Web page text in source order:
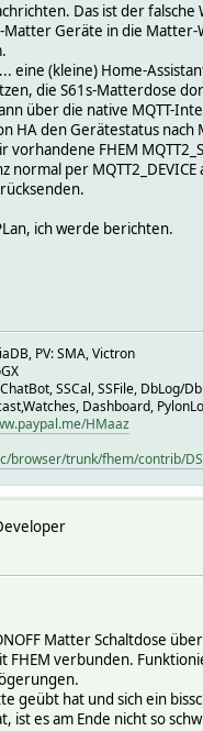
Das ist der falsche
Geräte in die Matter-
eine (kleine) Home-
die S61s-Matterdose
über die native MQTT-
HA den Gerätestatus nach
FHEM
normal per
ich werde berichten.
PV: SMA, Victron
SSCal, SSFile, DbLog/
Dashboard,
HMaaz
browser/trunk/fhem/contrib/
Matter Schaltdose
FHEM verbunden.
geübt hat und sich ein
ist es am Ende nicht so